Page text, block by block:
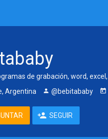
de grabación, word,
Argentina
@bebitababy
SEGUIR